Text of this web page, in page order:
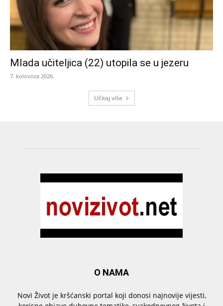
Mlada učiteljica (22) utopila se u jezeru
7. kolovoza 2026.
Učitaj više
O NAMA
Novi Život je kršćanski portal koji donosi najnovije vijesti,